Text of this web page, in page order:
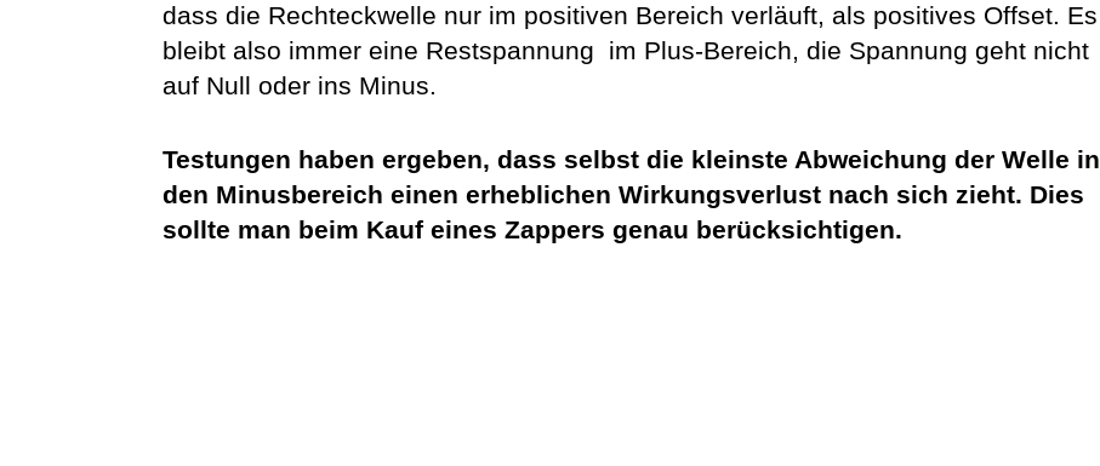
dass die Rechteckwelle nur im positiven Bereich verläuft, als positives Offset. Es
bleibt also immer eine Restspannung im Plus-Bereich, die Spannung geht nicht
auf Null oder ins Minus.
Testungen haben ergeben, dass selbst die kleinste Abweichung der Welle in
den Minusbereich einen erheblichen Wirkungsverlust nach sich zieht. Dies
sollte man beim Kauf eines Zappers genau berücksichtigen.